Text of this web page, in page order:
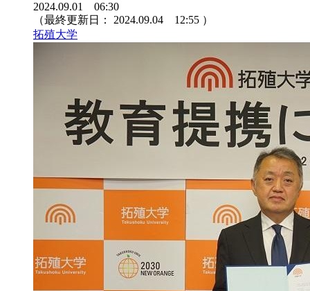
2024.09.01 06:30
（最終更新日： 2024.09.04 12:55 ）
拓殖大学